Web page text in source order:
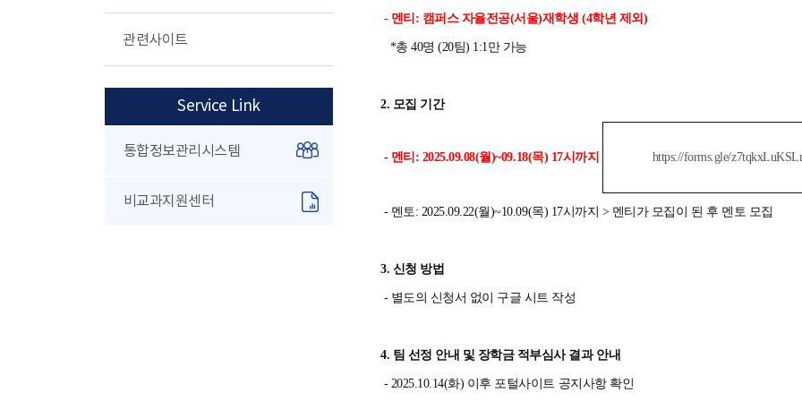
관련사이트
Service Link
통합정보관리시스템
비교과지원센터
-멘티: 캠퍼스 자율전공(서울)재학생 (4학년 제외)
*총 40명 (20팀) 1:1만 가능
2. 모집 기간
-멘티: 2025.09.08(월)~09.18(목) 17시까지 https://forms.gle/
- 멘토: 2025.09.22(월)~10.09(목) 17시까지 > 멘티가 모집이 된 후 멘토 모집
3. 신청 방법
- 별도의 신청서 없이 구글 시트 작성
4. 팀 선정 안내 및 장학금 적부심사 결과 안내
- 2025.10.14(화) 이후 포털사이트 공지사항 확인